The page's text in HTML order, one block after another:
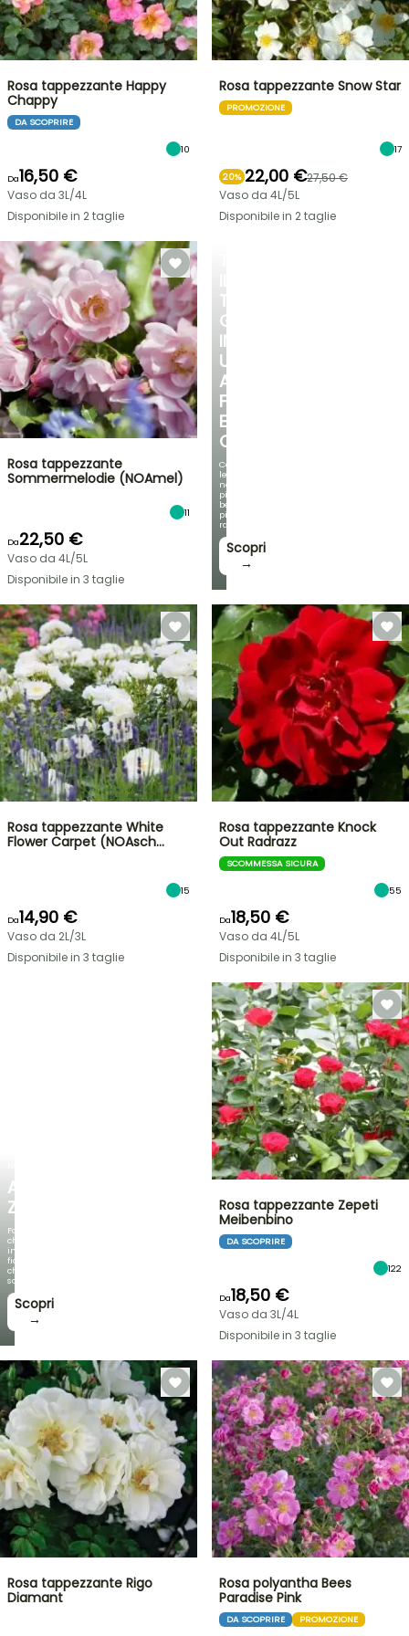
TUO
GIARDINO
IN
UN
ANGOLO
FRESCO
E
OMBREGGIATO
Con
le
nostre
più
belle
piante
rampicanti
Scopri
→
AGAPANTHUS
ZAMBEZI
Fogliami
che
incantano,
fioriture
che
sorprendono!
Scopri
→
Rosa tappezzante Happy
Chappy
DA SCOPRIRE
10
Da16,50 €
Vaso da 3L/4L
Disponibile in 2 taglie
Rosa tappezzante Snow Star
PROMOZIONE
17
20% 22,00 €27,50 €
Vaso da 4L/5L
Disponibile in 2 taglie
Rosa tappezzante
Sommermelodie (NOAmel)
11
Da22,50 €
Vaso da 4L/5L
Disponibile in 3 taglie
Rosa tappezzante White
Flower Carpet (NOAsch…
15
Da14,90 €
Vaso da 2L/3L
Disponibile in 3 taglie
Rosa tappezzante Knock
Out Radrazz
SCOMMESSA SICURA
55
Da18,50 €
Vaso da 4L/5L
Disponibile in 3 taglie
Rosa tappezzante Zepeti
Meibenbino
DA SCOPRIRE
122
Da18,50 €
Vaso da 3L/4L
Disponibile in 3 taglie
Rosa tappezzante Rigo
Diamant
Rosa polyantha Bees
Paradise Pink
DA SCOPRIRE PROMOZIONE